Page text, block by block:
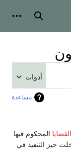
بحث
أدوات
مساعدة
المحكوم فيها
حيز التنفيذ في